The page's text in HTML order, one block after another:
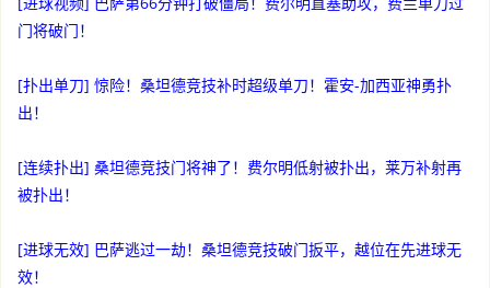
门将破门！
[扑出单刀] 惊险！桑坦德竞技补时超级单刀！霍安-加西亚神勇扑
出！
[连续扑出] 桑坦德竞技门将神了！费尔明低射被扑出，莱万补射再
被扑出！
[进球无效] 巴萨逃过一劫！桑坦德竞技破门扳平，越位在先进球无
效！